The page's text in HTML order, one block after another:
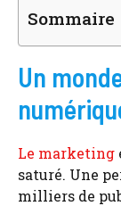
Sommaire
Un
Le marketing
saturé. Une
milliers de